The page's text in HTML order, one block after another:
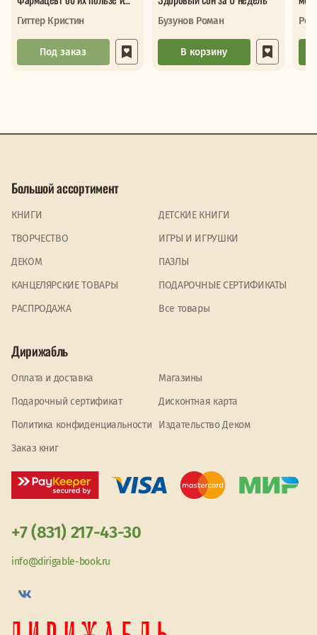
вреде
Гиттер Кристин
Под заказ
Бузунов Роман
В корзину
Большой ассортимент
КНИГИ
ДЕТСКИЕ КНИГИ
ТВОРЧЕСТВО
ИГРЫ И ИГРУШКИ
ДЕКОМ
ПАЗЛЫ
КАНЦЕЛЯРСКИЕ ТОВАРЫ
ПОДАРОЧНЫЕ СЕРТИФИКАТЫ
PАСПРОДАЖА
Все товары
Дирижабль
Оплата и доставка
Магазины
Подарочный сертификат
Дисконтная карта
Политика конфиденциальности
Издательство Деком
Заказ книг
+7 (831) 217-43-30
info@dirigable-book.ru